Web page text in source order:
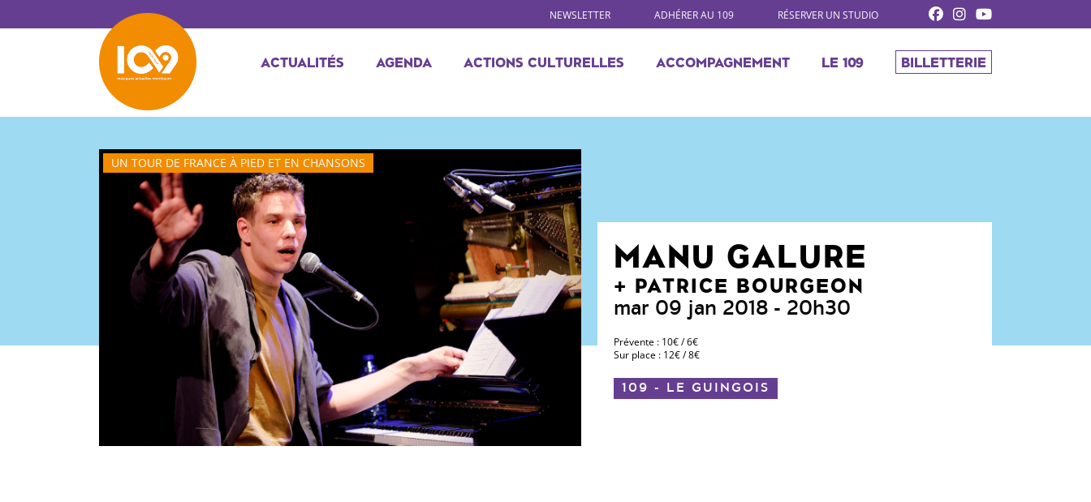
NEWSLETTER ADHÉRER AU 109 RÉSERVER UN STUDIO
ACTUALITÉS AGENDA ACTIONS CULTURELLES ACCOMPAGNEMENT LE 109 BILLETTERIE
UN TOUR DE FRANCE À PIED ET EN CHANSONS
MANU GALURE
PATRICE BOURGEON
mar 09 jan 2018 - 20h30
Prévente : 10€ / 6€
Sur place : 12€ / 8€
109 - LE GUINGOIS